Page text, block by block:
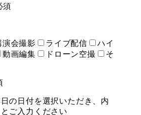
須
演会撮影 ライブ配信
ハイ
動画編集 ドローン空撮
そ
の日付を選択いただき、内
ご入力ください